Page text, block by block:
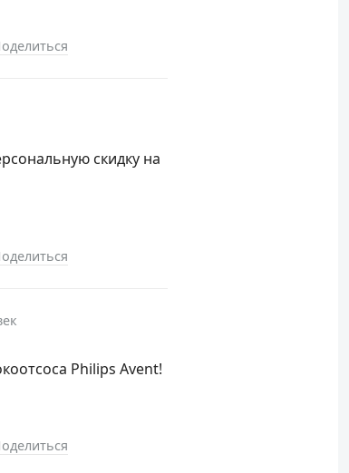
скидку на
Philips Avent!